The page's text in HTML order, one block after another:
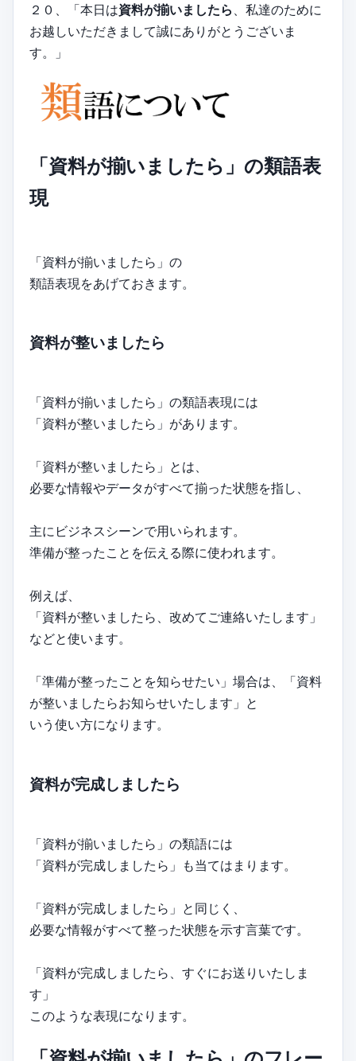
２０、「本日は資料が揃いましたら 、私達のために
お越しいただきまして誠にありがとうございま
す。」
「資料が揃いましたら」の類語表
現
「資料が揃いましたら」の
類語表現をあげておきます。
資料が整いましたら
「資料が揃いましたら」の類語表現には
「資料が整いましたら」があります。
「資料が整いましたら」とは、
必要な情報やデータがすべて揃った状態を指し、
主にビジネスシーンで用いられます。
準備が整ったことを伝える際に使われます。
例えば、
「資料が整いましたら、改めてご連絡いたします」
などと使います。
「準備が整ったことを知らせたい」場合は、「資料
が整いましたらお知らせいたします」と
いう使い方になります。
資料が完成しましたら
「資料が揃いましたら」の類語には
「資料が完成しましたら」も当てはまります。
「資料が完成しましたら」と同じく、
必要な情報がすべて整った状態を示す言葉です。
「資料が完成しましたら、すぐにお送りいたしま
す」
このような表現になります。